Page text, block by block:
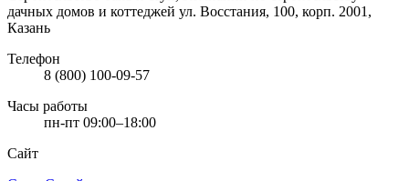
дачных домов и коттеджей ул. Восстания, 100, корп. 2001,
Казань
Телефон
8 (800) 100-09-57
Часы работы
пн-пт 09:00–18:00
Сайт